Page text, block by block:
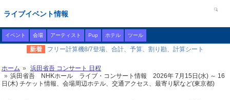
ライブイベント情報
イベント 会場 アーティスト Pup ホテル ツール
新着 フリー計算機8/7登場、合計、予算、割り勘、計算シート
ホーム
浜田省吾 コンサート 日程
浜田省吾 NHKホール ライブ・コンサート情報 2026年 7月15日(水) ～ 16
日(木) チケット情報、会場周辺ホテル、交通アクセス、最寄り駅など(東京都)